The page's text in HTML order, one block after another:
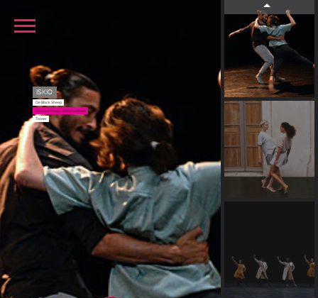
Cie Black Sheep
Teaser
Johanna Faye > Saïdo Lehlouh
ISKIO